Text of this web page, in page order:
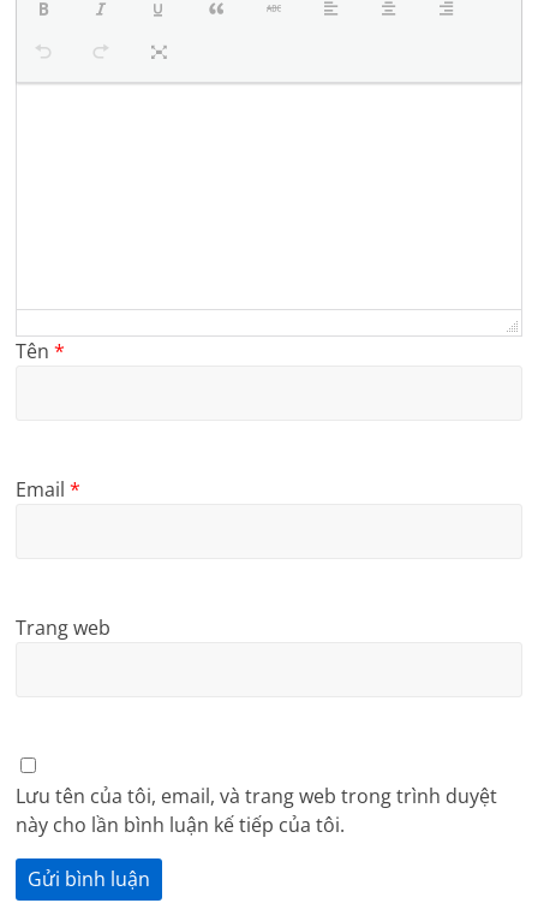
Tên*
Email*
Trang web
Lưu tên của tôi, email, và trang web trong trình duyệt
này cho lần bình luận kế tiếp của tôi.